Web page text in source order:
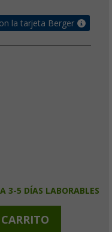
la tarjeta Berger
3-5 DÍAS LABORABLES